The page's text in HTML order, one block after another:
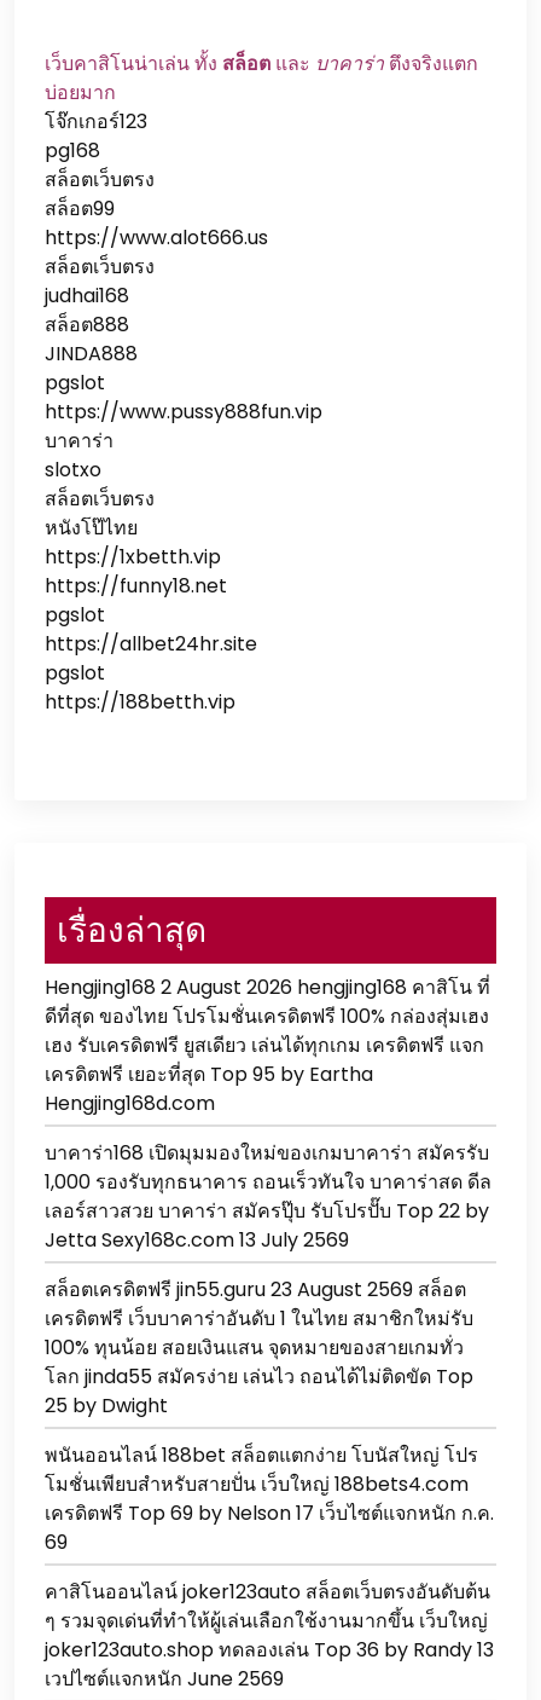
เว็บคาสิโนน่าเล่น ทั้ง สล็อต และ บาคาร่า ตึงจริงแตก
บ่อยมาก
โจ๊กเกอร์123
pg168
สล็อตเว็บตรง
สล็อต99
https://www.alot666.us
สล็อตเว็บตรง
judhai168
สล็อต888
JINDA888
pgslot
https://www.pussy888fun.vip
บาคาร่า
slotxo
สล็อตเว็บตรง
หนังโป๊ไทย
https://1xbetth.vip
https://funny18.net
pgslot
https://allbet24hr.site
pgslot
https://188betth.vip
เรื่องล่าสุด
Hengjing168 2 August 2026 hengjing168 คาสิโน ที่
ดีที่สุด ของไทย โปรโมชั่นเครดิตฟรี 100% กล่องสุ่มเฮง
เฮง รับเครดิตฟรี ยูสเดียว เล่นได้ทุกเกม เครดิตฟรี แจก
เครดิตฟรี เยอะที่สุด Top 95 by Eartha
Hengjing168d.com
บาคาร่า168 เปิดมุมมองใหม่ของเกมบาคาร่า สมัครรับ
1,000 รองรับทุกธนาคาร ถอนเร็วทันใจ บาคาร่าสด ดีล
เลอร์สาวสวย บาคาร่า สมัครปุ๊บ รับโปรปั๊บ Top 22 by
Jetta Sexy168c.com 13 July 2569
สล็อตเครดิตฟรี jin55.guru 23 August 2569 สล็อต
เครดิตฟรี เว็บบาคาร่าอันดับ 1 ในไทย สมาชิกใหม่รับ
100% ทุนน้อย สอยเงินแสน จุดหมายของสายเกมทั่ว
โลก jinda55 สมัครง่าย เล่นไว ถอนได้ไม่ติดขัด Top
25 by Dwight
พนันออนไลน์ 188bet สล็อตแตกง่าย โบนัสใหญ่ โปร
โมชั่นเพียบสำหรับสายปั่น เว็บใหญ่ 188bets4.com
เครดิตฟรี Top 69 by Nelson 17 เว็บไซต์แจกหนัก ก.ค.
69
คาสิโนออนไลน์ joker123auto สล็อตเว็บตรงอันดับต้น
ๆ รวมจุดเด่นที่ทำให้ผู้เล่นเลือกใช้งานมากขึ้น เว็บใหญ่
joker123auto.shop ทดลองเล่น Top 36 by Randy 13
เวปไซต์แจกหนัก June 2569